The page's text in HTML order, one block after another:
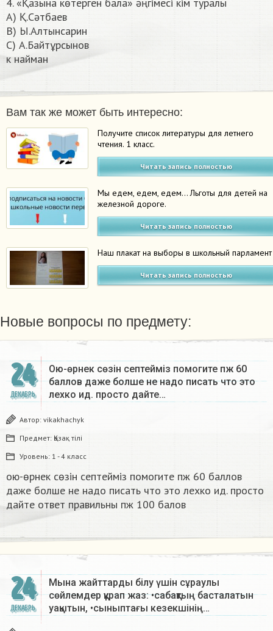
4. «Қазына көтерген бала» әңгімесі кім туралы
А) Қ.Сәтбаев
В) Ы.Алтынсарин
C) А.Байтұрсынов
к найман​
Вам так же может быть интересно:
Получите список литературы для летнего
чтения. 1 класс.
Читать запись полностью
Мы едем, едем, едем… Льготы для детей на
железной дороге.
Читать запись полностью
Наш плакат на выборы в школьный парламент
Читать запись полностью
Новые вопросы по предмету:
24
ДЕКАБРЬ
Ою-өрнек сөзін септеймiз помогите пж 60
баллов даже болше не надо писать что это
лехко ид. просто дайте…
Автор: vikakhachyk
Предмет: Қазақ тiлi
Уровень: 1 - 4 класс
ою-өрнек сөзін септеймiз помогите пж 60 баллов
даже болше не надо писать что это лехко ид. просто
дайте ответ правильны пж 100 балов ​
24
ДЕКАБРЬ
Мына жайттарды білу үшін сұраулы
сөйлемдер құрап жаз: •сабақтың басталатын
уақытын, •сыныптағы кезекшінің…